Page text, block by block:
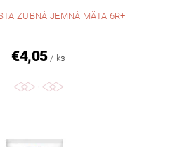
ZUBNÁ JEMNÁ MÄTA 6R+
€4,05 / ks